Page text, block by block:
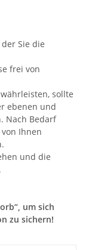
Sie die
frei von
sollte
ebenen und
Nach Bedarf
Ihnen
und die
um sich
zu sichern!